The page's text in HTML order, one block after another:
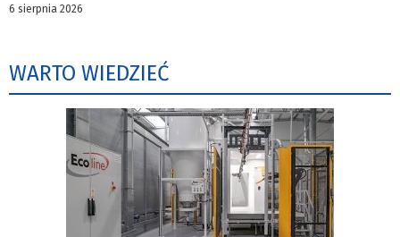
6 sierpnia 2026
WARTO WIEDZIEĆ